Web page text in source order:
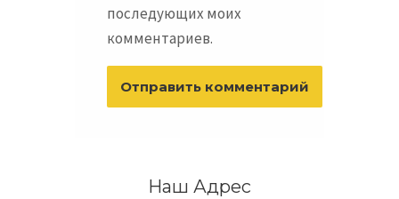
последующих моих
комментариев.
Наш Адрес